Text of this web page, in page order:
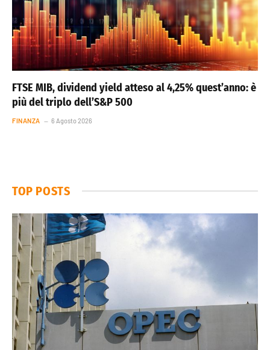
FTSE MIB, dividend yield atteso al 4,25% quest’anno: è
più del triplo dell’S&P 500
FINANZA 6 Agosto 2026
TOP POSTS